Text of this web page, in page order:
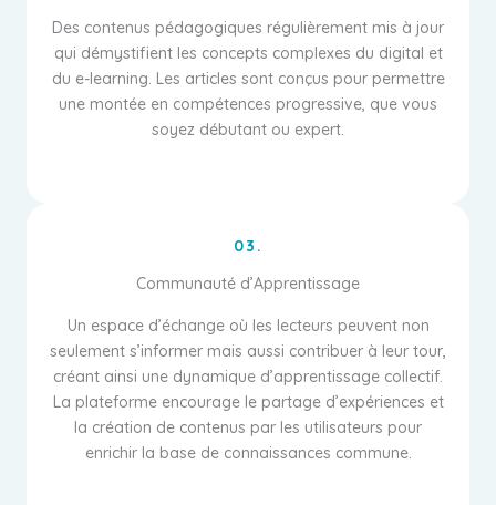
Des contenus pédagogiques régulièrement mis à jour
qui démystifient les concepts complexes du digital et
du e-learning. Les articles sont conçus pour permettre
une montée en compétences progressive, que vous
soyez débutant ou expert.
03.
Communauté d’Apprentissage
Un espace d’échange où les lecteurs peuvent non
seulement s’informer mais aussi contribuer à leur tour,
créant ainsi une dynamique d’apprentissage collectif.
La plateforme encourage le partage d’expériences et
la création de contenus par les utilisateurs pour
enrichir la base de connaissances commune.